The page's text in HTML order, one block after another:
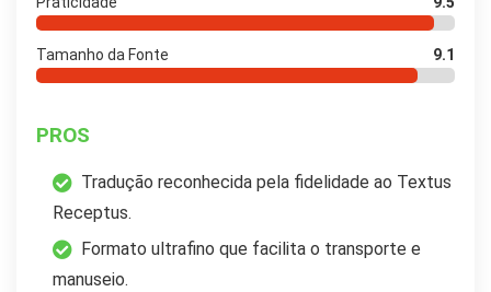
Tamanho da Fonte 9.1
PROS
Tradução reconhecida pela fidelidade ao Textus
Receptus.
Formato ultrafino que facilita o transporte e
manuseio.